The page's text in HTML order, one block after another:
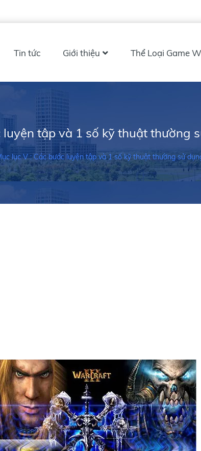
Tin tức Giới thiệu Thể Loại Game
luyện tập và 1 số kỹ thuật thường
lục V : Các bước luyện tập và 1 số kỹ thuật thường sử